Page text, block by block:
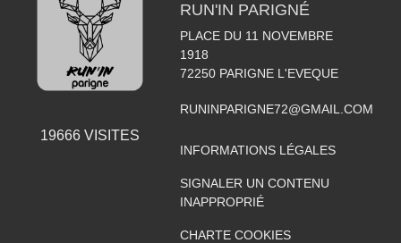
19666VISITES
RUN'IN PARIGNÉ
PLACE DU 11 NOVEMBRE
1918
72250 PARIGNE L'EVEQUE
RUNINPARIGNE72@GMAIL.COM
INFORMATIONS LÉGALES
SIGNALER UN CONTENU
INAPPROPRIÉ
CHARTE COOKIES